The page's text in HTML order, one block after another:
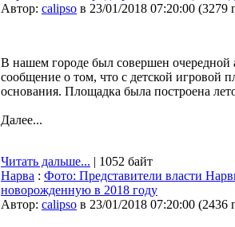
Автор: calipso в 23/01/2018 07:20:00 (3279
В нашем городе был совершен очередной
сообщение о том, что с детской игровой
основания. Площадка была построена
Далее...
Читать дальше... | 1052 байт
Нарва : Фото: Представители власти
новорожденную в 2018 году
Автор: calipso в 23/01/2018 07:20:00 (2436